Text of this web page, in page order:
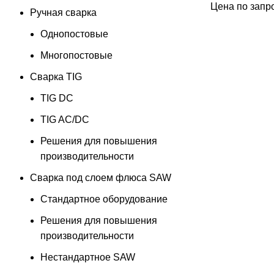
Ручная сварка
Однопостовые
Многопостовые
Сварка TIG
TIG DC
TIG AC/DC
Решения для повышения
производительности
Сварка под слоем флюса SAW
Стандартное оборудование
Решения для повышения
производительности
Нестандартное SAW
Цена по